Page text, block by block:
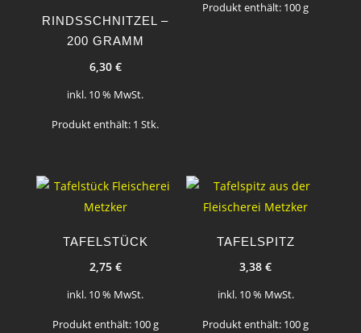
RINDSSCHNITZEL –
200 GRAMM
6,30 €
inkl. 10 % MwSt.
Produkt enthält: 1Stk.
Produkt enthält: 100g
TAFELSTÜCK
2,75 €
inkl. 10 % MwSt.
Produkt enthält: 100g
TAFELSPITZ
3,38€
inkl. 10 % MwSt.
Produkt enthält: 100g